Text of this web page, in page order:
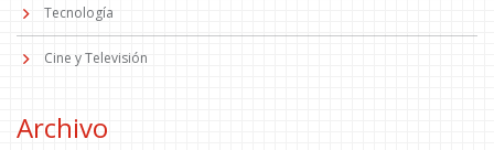
Tecnología
Cine y Televisión
Archivo